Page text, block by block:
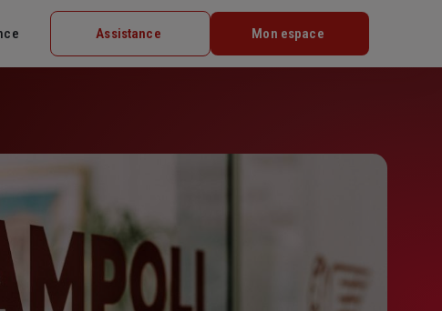
Assistance Mon espace